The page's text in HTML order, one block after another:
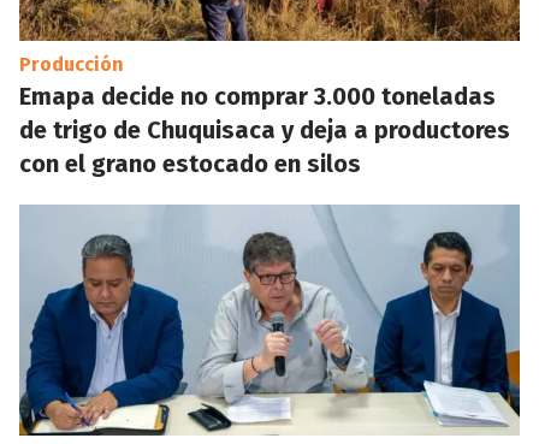
Producción
Emapa decide no comprar 3.000 toneladas
de trigo de Chuquisaca y deja a productores
con el grano estocado en silos